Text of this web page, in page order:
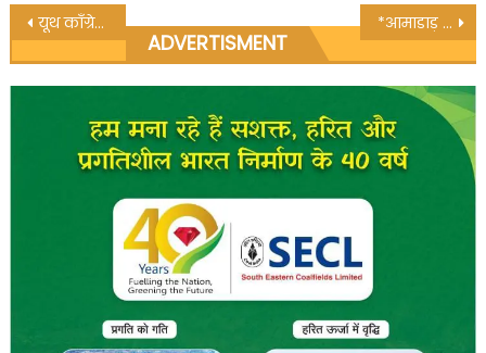
Post
navigation
यूथ काँग्रेस जिलाध्यक्ष गुड्डू चौहान अपने सैकड़ों कार्यकर्ताओं के साथ घर से हुए गिरफ्तार *आमाडाड़ मे आरटीओ का चेक पोस्ट खुला अवैध वसूली शुरू*
ADVERTISMENT